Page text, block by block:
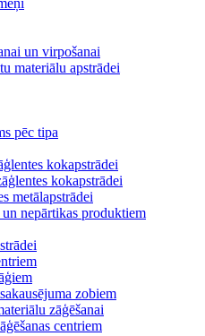
un virpošanai
materiālu apstrādei
pēc tipa
kokapstrādei
kokapstrādei
metālapstrādei
un nepārtikas produktiem
zobiem
zāģēšanai
centriem